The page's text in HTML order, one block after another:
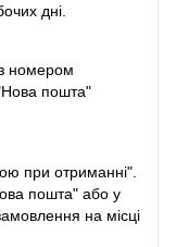
дні.
номером
пошта"
при отриманні".
пошта" або у
на місці